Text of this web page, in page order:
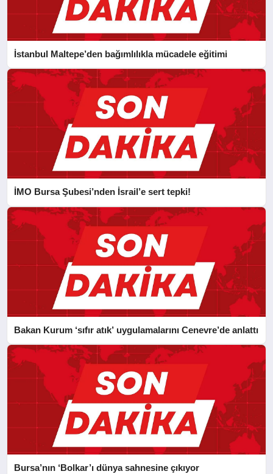
İstanbul Maltepe’den bağımlılıkla mücadele eğitimi
İMO Bursa Şubesi’nden İsrail’e sert tepki!
Bakan Kurum ‘sıfır atık’ uygulamalarını Cenevre’de anlattı
Bursa’nın ‘Bolkar’ı dünya sahnesine çıkıyor